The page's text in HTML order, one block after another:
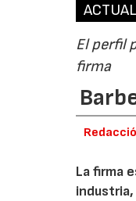
El perfil
firma
La firma